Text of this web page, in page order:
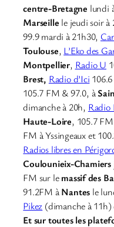
centre-Bretagne lundi
Marseille le jeudi soir à
99.9 mardi à 21h30,
Toulouse, L’Eko des
Montpellier, Radio U
Brest, Radio d’Ici
105.7 FM & 97.0, à
dimanche à 20h, Radio
Haute-Loire, 105.7
FM à Yssingeaux et
Radios libres en
Coulounieix-Chamiers
FM sur lemassif des
91.2FM àNantes le
Pikez (dimanche à 11h)
Et sur toutes les